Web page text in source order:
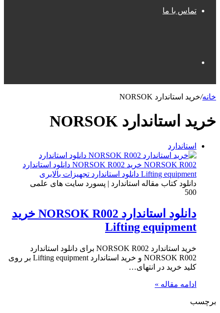
تماس با ما
خانه/خرید استاندارد NORSOK
خرید استاندارد NORSOK
استاندارد
دانلود کتاب مقاله استاندارد | پسورد سایت های علمی
500
دانلود استاندارد NORSOK R002 خرید
Lifting equipment
خرید استاندارد NORSOK R002 برای دانلود استاندارد
NORSOK R002 و خرید استاندارد Lifting equipment بر روی
کلید خرید در انتهای…
ادامه مقاله »
برچسب